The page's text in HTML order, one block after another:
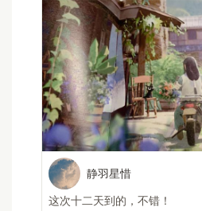
victorli838